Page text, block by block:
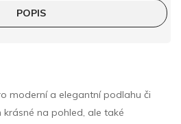
POPIS
moderní a elegantní podlahu či
krásné na pohled, ale také